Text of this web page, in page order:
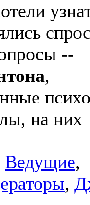
--
,
на них
Ведущие,
,